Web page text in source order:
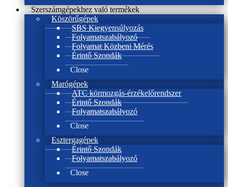
Szerszámgépekhez való termékek
Köszörűgépek
SBS Kiegyensúlyozás
Folyamatszabályozó
Folyamat Közbeni Mérés
Érintő Szondák
Close
Marógépek
ATC körmozgás-érzékelőrendszer
Érintő Szondák
Folyamatszabályozó
Close
Esztergagépek
Érintő Szondák
Folyamatszabályozó
Close